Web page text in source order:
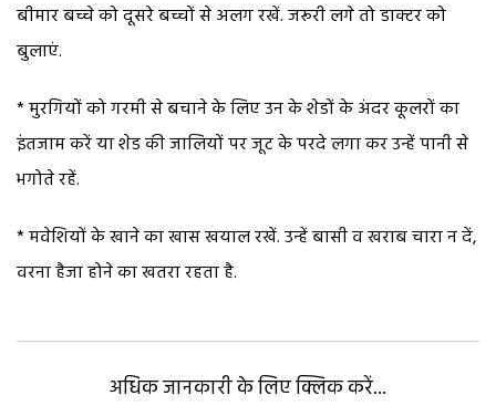
बीमार बच्चे को दूसरे बच्चों से अलग रखें. जरूरी लगे तो डाक्टर को
बुलाएं.
* मुरगियों को गरमी से बचाने के लिए उन के शेडों के अंदर कूलरों का
इंतजाम करें या शेड की जालियों पर जूट के परदे लगा कर उन्हें पानी से
भगोते रहें.
* मवेशियों के खाने का खास खयाल रखें. उन्हें बासी व खराब चारा न दें,
वरना हैजा होने का खतरा रहता है.
अधिक जानकारी के लिए क्लिक करें...